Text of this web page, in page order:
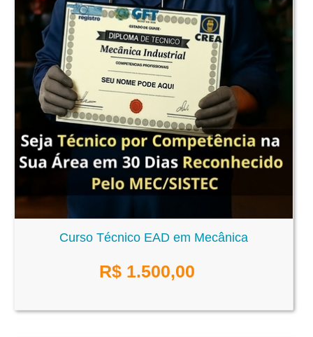
Curso Técnico EAD em Mecânica
R$ 1.500,00